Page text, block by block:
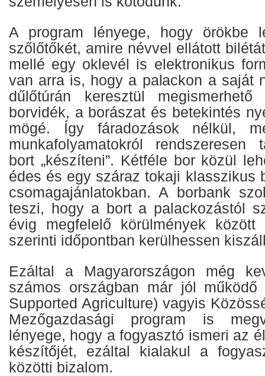
A program lényege, hogy örökbe
szőlőtőkét, amire névvel ellátott
mellé egy oklevél is elektronikus
van arra is, hogy a palackon a saját
dűlőtúrán keresztül
borvidék, a borászat és betekintés
mögé. Így fáradozások nélkül,
munkafolyamatokról rendszeresen
bort „készíteni”. Kétféle bor közül
édes és egy száraz tokaji klasszikus
csomagajánlatokban. A borbank
teszi, hogy a bort a palackozástól
évig megfelelő körülmények
szerinti időpontban kerülhessen
Ezáltal a Magyarországon még
számos országban már jól működő
Supported Agriculture) vagyis
Mezőgazdasági program is
lényege, hogy a fogyasztó ismeri az
készítőjét, ezáltal kialakul a
közötti bizalom.